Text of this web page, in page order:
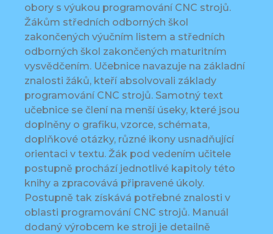
obory s výukou programování CNC strojů.
Žákům středních odborných škol
zakončených výučním listem a středních
odborných škol zakončených maturitním
vysvědčením. Učebnice navazuje na základní
znalosti žáků, kteří absolvovali základy
programování CNC strojů. Samotný text
učebnice se člení na menší úseky, které jsou
doplněny o grafiku, vzorce, schémata,
doplňkové otázky, různé ikony usnadňující
orientaci v textu. Žák pod vedením učitele
postupně prochází jednotlivé kapitoly této
knihy a zpracovává připravené úkoly.
Postupně tak získává potřebné znalosti v
oblasti programování CNC strojů. Manuál
dodaný výrobcem ke stroji je detailně